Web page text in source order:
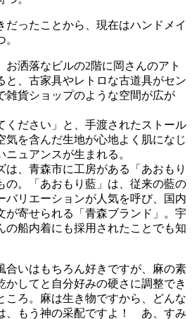
だったことから、現在はハンドメイ
お洒落なビルの2階に岡さんのアト
と、古家具やレトロな古道具がセン
雑貨ショップのような空間が広が
ください」と、手渡されたストール
気を含んだ生地が心地よく肌になじ
ュアンスが生まれる。
は、青森市に工房がある「あおもり
の。「あおもり藍」は、従来の藍の
バリエーションが人気を呼び、国内
が寄せられる「青森ブランド」。宇
の船内着にも採用されたことでも知
合いはもちろん好きですが、麻の素
かしてと自分好みの硬さに調整でき
ころ。麻は生き物ですから、どんな
、もう神の采配ですよ！ あ、すみ